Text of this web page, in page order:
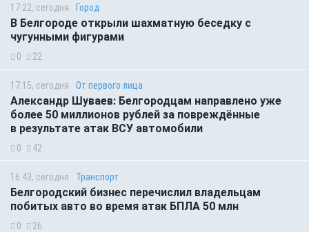
17:22, сегодня Город
В Белгороде открыли шахматную беседку с
чугунными фигурами
0 22
17:15, сегодня От первого лица
Александр Шуваев: Белгородцам направлено уже
более 50 миллионов рублей за повреждённые
в результате атак ВСУ автомобили
0 42
16:43, сегодня Транспорт
Белгородский бизнес перечислил владельцам
побитых авто во время атак БПЛА 50 млн
0 26